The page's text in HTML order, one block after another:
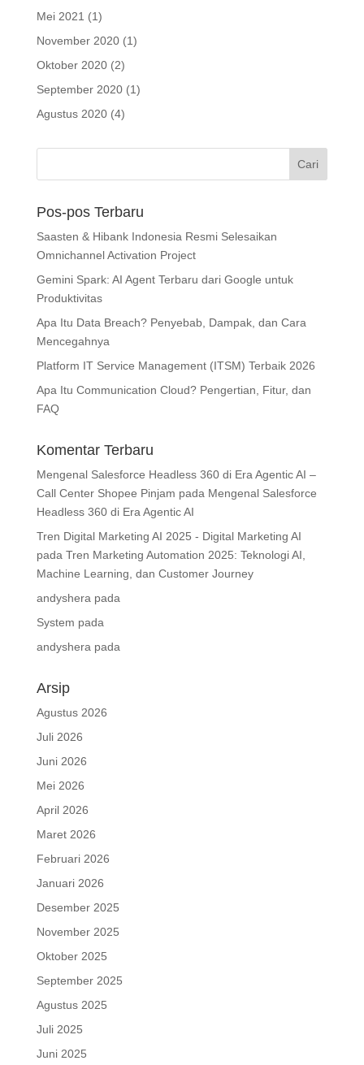
Mei 2021 (1)
November 2020(1)
Oktober 2020(2)
September 2020(1)
Agustus 2020(4)
Pos-pos Terbaru
Saasten & Hibank Indonesia Resmi Selesaikan
Omnichannel Activation Project
Gemini Spark: AI Agent Terbaru dari Google untuk
Produktivitas
Apa Itu Data Breach? Penyebab, Dampak, dan Cara
Mencegahnya
Platform IT Service Management (ITSM) Terbaik 2026
Apa Itu Communication Cloud? Pengertian, Fitur, dan
FAQ
Komentar Terbaru
Mengenal Salesforce Headless 360 di Era Agentic AI –
Call Center Shopee Pinjam pada Mengenal Salesforce
Headless 360 di Era Agentic AI
Tren Digital Marketing AI 2025 - Digital Marketing AI
pada Tren Marketing Automation 2025: Teknologi AI,
Machine Learning, dan Customer Journey
andysherapada
System pada
andysherapada
Arsip
Agustus 2026
Juli 2026
Juni 2026
Mei 2026
April 2026
Maret 2026
Februari 2026
Januari 2026
Desember 2025
November 2025
Oktober 2025
September 2025
Agustus 2025
Juli 2025
Juni 2025